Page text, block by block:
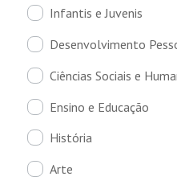
Infantis e Juvenis
Desenvolvimento
Ciências Sociais e
Ensino e Educação
História
Arte